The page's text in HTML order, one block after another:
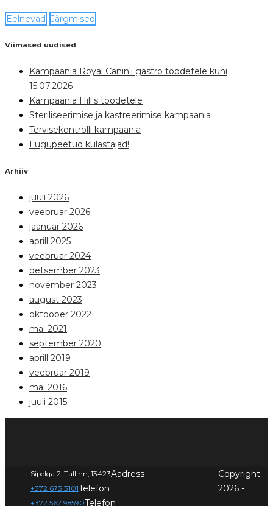
Eelnevad Järgmised
Viimased uudised
Kampaania Royal Canin'i gastro toodetele kuni
15.07.2026
Kampaania Hill's toodetele
Steriliseerimise ja kastreerimise kampaania
Tervisekontrolli kampaania
Lugupeetud külastajad!
Arhiiv
juuli 2026
veebruar 2026
jaanuar 2026
aprill 2025
veebruar 2024
detsember 2023
november 2023
august 2023
oktoober 2022
mai 2021
september 2020
aprill 2019
veebruar 2019
mai 2016
juuli 2015
Aadress
Sipelga 2, Tallinn, 13423
Telefon
+372 673 3101
Telefon
+372 562 98590
Copyright
2026 -